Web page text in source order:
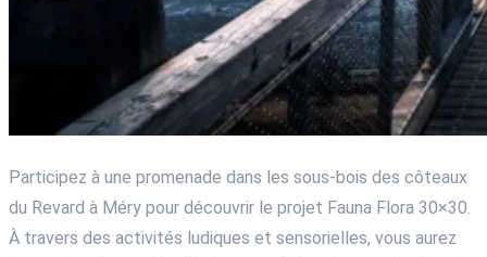
Participez à une promenade dans les sous-bois des côteaux
du Revard à Méry pour découvrir le projet Fauna Flora 30×30.
À travers des activités ludiques et sensorielles, vous aurez